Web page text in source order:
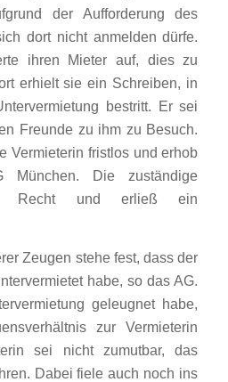
der Aufforderung des
dort nicht anmelden dürfe.
ihren Mieter auf, dies zu
erhielt sie ein Schreiben, in
bestritt. Er sei
Freunde zu ihm zu Besuch.
Vermieterin fristlos und erhob
Die zuständige
Recht und erließ ein
Zeugen stehe fest, dass der
habe, so das AG.
geleugnet habe,
zur Vermieterin
sei nicht zumutbar, das
Dabei fiele auch noch ins